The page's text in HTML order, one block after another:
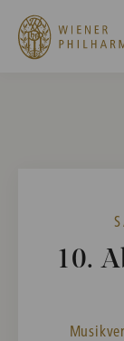
10.